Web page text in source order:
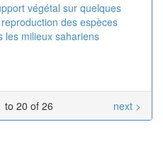
végétal sur quelques
des espèces
les milieux sahariens
to 20 of 26 next >